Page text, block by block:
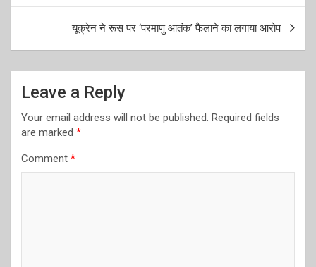
यूक्रेन ने रूस पर ‘परमाणु आतंक’ फैलाने का लगाया आरोप
Leave a Reply
Your email address will not be published. Required fields
are marked *
Comment *